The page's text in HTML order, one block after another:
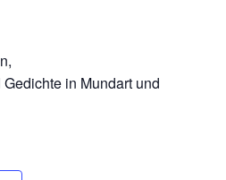
in Mundart und